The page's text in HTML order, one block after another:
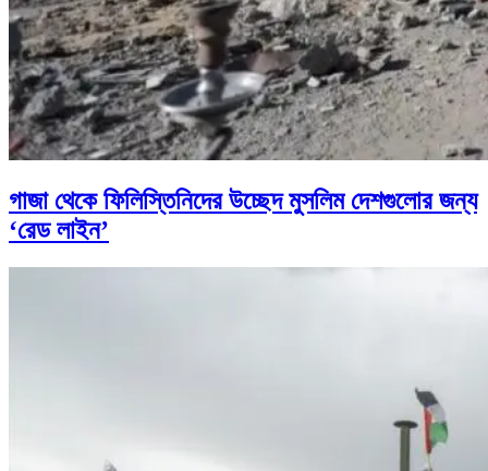
গাজা থেকে ফিলিস্তিনিদের উচ্ছেদ মুসলিম দেশগুলোর জন্য
‘রেড লাইন’